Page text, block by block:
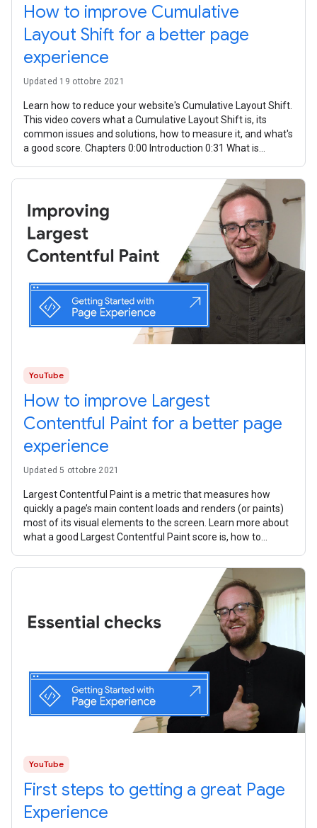
How to improve Cumulative
Layout Shift for a better page
experience
Updated 19 ottobre 2021
Learn how to reduce your website's Cumulative Layout Shift.
This video covers what a Cumulative Layout Shift is, its
common issues and solutions, how to measure it, and what's
a good score. Chapters 0:00 Introduction 0:31 What is
YouTube
How to improve Largest
Contentful Paint for a better page
experience
Updated 5 ottobre 2021
Largest Contentful Paint is a metric that measures how
quickly a page’s main content loads and renders (or paints)
most of its visual elements to the screen. Learn more about
what a good Largest Contentful Paint score is, how to
YouTube
First steps to getting a great Page
Experience